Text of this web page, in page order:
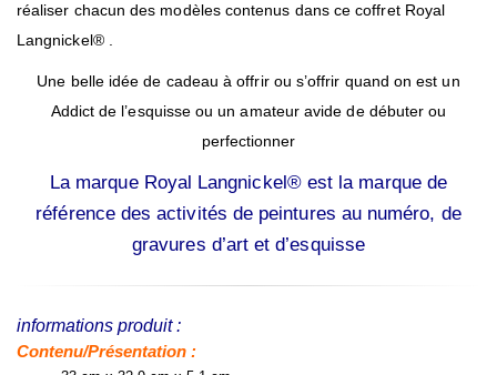
réaliser chacun des modèles contenus dans ce coffret Royal
Langnickel® .
Une belle idée de cadeau à offrir ou s’offrir quand on est un
Addict de l’esquisse ou un amateur avide de débuter ou
perfectionner
La marque Royal Langnickel® est la marque de
référence des activités de peintures au numéro, de
gravures d’art et d’esquisse
informations produit :
Contenu/Présentation :